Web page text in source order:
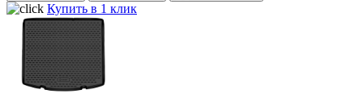
Купить в 1 клик